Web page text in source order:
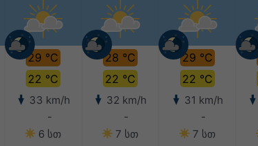
29 °C
22 °C
33 km/h
-
6 სთ
28 °C
22 °C
32 km/h
-
7 სთ
29 °C
22 °C
31 km/h
-
7 სთ